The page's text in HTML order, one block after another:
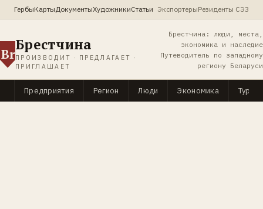
ГербыКартыДокументыХудожникиСтатьи ЭкспортерыРезиденты СЭЗ
Br
Брестчина
ПРОИЗВОДИТ · ПРЕДЛАГАЕТ ·
ПРИГЛАШАЕТ
Брестчина: люди, места,
экономика и наследие
Путеводитель по западному
региону Беларуси
Предприятия Регион Люди Экономика